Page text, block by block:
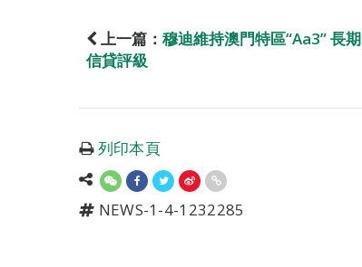
上一篇： 穆迪維持澳門特區“Aa3” 長期
信貸評級
列印本頁
NEWS-1-4-1232285